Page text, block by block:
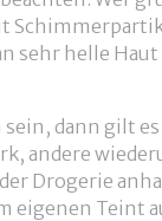
sehr helle
dann gilt es
andere
Drogerie
eigenen Teint